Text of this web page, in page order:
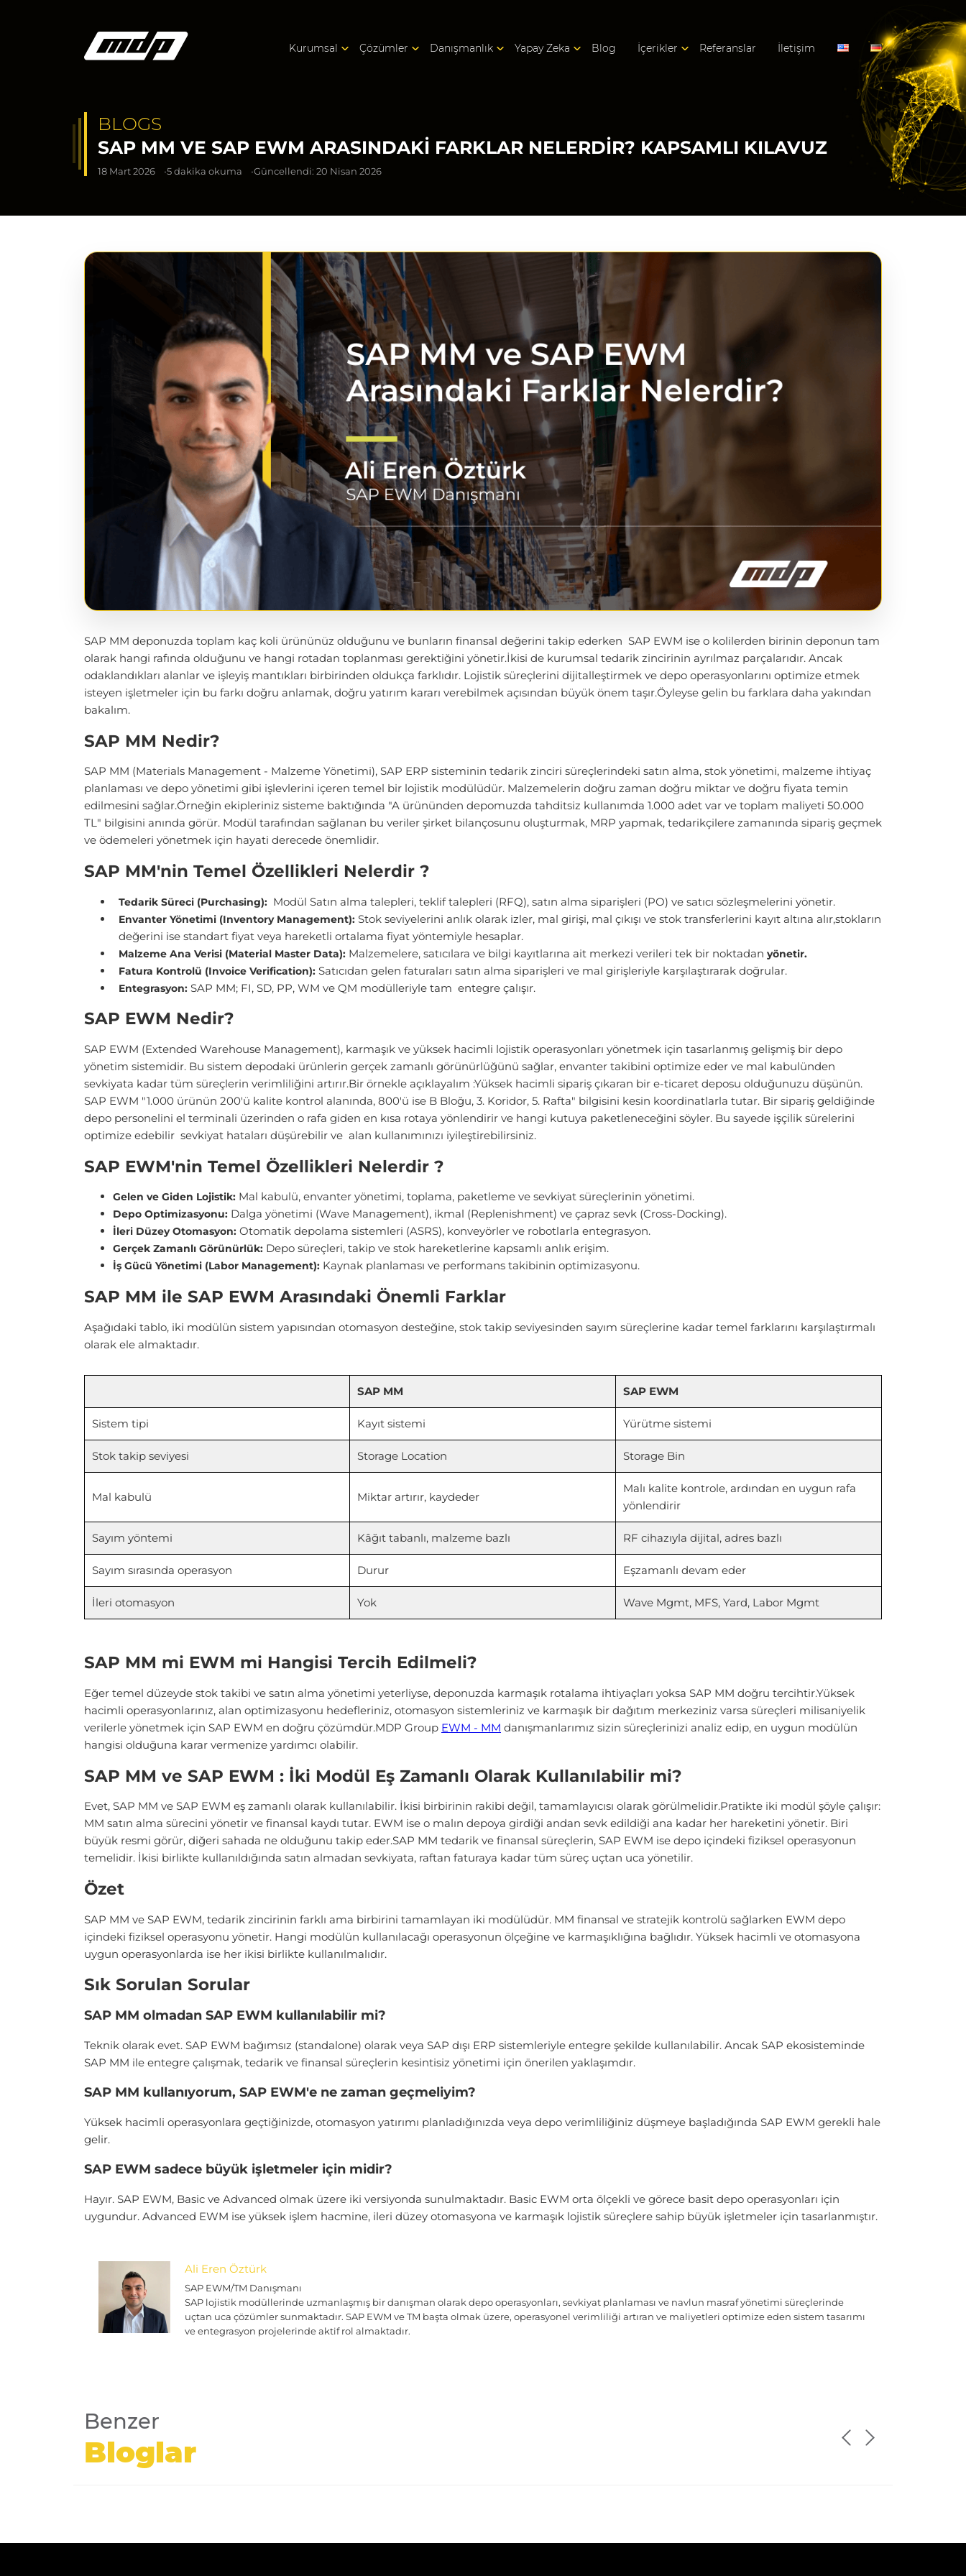
Kurumsal Çözümler Danışmanlık Yapay Zeka Blog İçerikler Referanslar İletişim
BLOGS
SAP MM VE SAP EWM ARASINDAKI FARKLAR NELERDIR? KAPSAMLI KILAVUZ
18 Mart 2026 5 dakika okuma Güncellendi: 20 Nisan 2026
SAP MM deponuzda toplam kaç koli ürününüz olduğunu ve bunların finansal değerini takip ederken SAP EWM ise o kolilerden birinin deponun tam
olarak hangi rafında olduğunu ve hangi rotadan toplanması gerektiğini yönetir.İkisi de kurumsal tedarik zincirinin ayrılmaz parçalarıdır. Ancak
odaklandıkları alanlar ve işleyiş mantıkları birbirinden oldukça farklıdır. Lojistik süreçlerini dijitalleştirmek ve depo operasyonlarını optimize etmek
isteyen işletmeler için bu farkı doğru anlamak, doğru yatırım kararı verebilmek açısından büyük önem taşır.Öyleyse gelin bu farklara daha yakından
bakalım.
SAP MM Nedir?
SAP MM (Materials Management - Malzeme Yönetimi), SAP ERP sisteminin tedarik zinciri süreçlerindeki satın alma, stok yönetimi, malzeme ihtiyaç
planlaması ve depo yönetimi gibi işlevlerini içeren temel bir lojistik modülüdür. Malzemelerin doğru zaman doğru miktar ve doğru fiyata temin
edilmesini sağlar.Örneğin ekipleriniz sisteme baktığında "A ürününden depomuzda tahditsiz kullanımda 1.000 adet var ve toplam maliyeti 50.000
TL" bilgisini anında görür. Modül tarafından sağlanan bu veriler şirket bilançosunu oluşturmak, MRP yapmak, tedarikçilere zamanında sipariş geçmek
ve ödemeleri yönetmek için hayati derecede önemlidir.
SAP MM'nin Temel Özellikleri Nelerdir ?
Tedarik Süreci (Purchasing):Modül Satın alma talepleri, teklif talepleri (RFQ), satın alma siparişleri (PO) ve satıcı sözleşmelerini yönetir.
Envanter Yönetimi (Inventory Management):Stok seviyelerini anlık olarak izler, mal girişi, mal çıkışı ve stok transferlerini kayıt altına alır,stokların
değerini ise standart fiyat veya hareketli ortalama fiyat yöntemiyle hesaplar.
Malzeme Ana Verisi (Material Master Data):Malzemelere, satıcılara ve bilgi kayıtlarına ait merkezi verileri tek bir noktadan yönetir.
Fatura Kontrolü (Invoice Verification):Satıcıdan gelen faturaları satın alma siparişleri ve mal girişleriyle karşılaştırarak doğrular.
Entegrasyon:SAP MM; FI, SD, PP, WM ve QM modülleriyle tam entegre çalışır.
SAP EWM Nedir?
SAP EWM (Extended Warehouse Management), karmaşık ve yüksek hacimli lojistik operasyonları yönetmek için tasarlanmış gelişmiş bir depo
yönetim sistemidir. Bu sistem depodaki ürünlerin gerçek zamanlı görünürlüğünü sağlar, envanter takibini optimize eder ve mal kabulünden
sevkiyata kadar tüm süreçlerin verimliliğini artırır.Bir örnekle açıklayalım :Yüksek hacimli sipariş çıkaran bir e-ticaret deposu olduğunuzu düşünün.
SAP EWM "1.000 ürünün 200'ü kalite kontrol alanında, 800'ü ise B Bloğu, 3. Koridor, 5. Rafta" bilgisini kesin koordinatlarla tutar. Bir sipariş geldiğinde
depo personelini el terminali üzerinden o rafa giden en kısa rotaya yönlendirir ve hangi kutuya paketleneceğini söyler. Bu sayede işçilik sürelerini
optimize edebilir sevkiyat hataları düşürebilir ve alan kullanımınızı iyileştirebilirsiniz.
SAP EWM'nin Temel Özellikleri Nelerdir ?
Gelen ve Giden Lojistik: Mal kabulü, envanter yönetimi, toplama, paketleme ve sevkiyat süreçlerinin yönetimi.
Depo Optimizasyonu: Dalga yönetimi (Wave Management), ikmal (Replenishment) ve çapraz sevk (Cross-Docking).
İleri Düzey Otomasyon: Otomatik depolama sistemleri (ASRS), konveyörler ve robotlarla entegrasyon.
Gerçek Zamanlı Görünürlük: Depo süreçleri, takip ve stok hareketlerine kapsamlı anlık erişim.
İş Gücü Yönetimi (Labor Management): Kaynak planlaması ve performans takibinin optimizasyonu.
SAP MM ile SAP EWM Arasındaki Önemli Farklar
Aşağıdaki tablo, iki modülün sistem yapısından otomasyon desteğine, stok takip seviyesinden sayım süreçlerine kadar temel farklarını karşılaştırmalı
olarak ele almaktadır.
SAP MM SAP EWM
Sistem tipi Kayıt sistemi Yürütme sistemi
Stok takip seviyesi Storage Location Storage Bin
Mal kabulü Miktar artırır, kaydeder
Malı kalite kontrole, ardından en uygun rafa
yönlendirir
Sayım yöntemi Kâğıt tabanlı, malzeme bazlı RF cihazıyla dijital, adres bazlı
Sayım sırasında operasyon Durur Eşzamanlı devam eder
İleri otomasyon Yok Wave Mgmt, MFS, Yard, Labor Mgmt
SAP MM mi EWM mi Hangisi Tercih Edilmeli?
Eğer temel düzeyde stok takibi ve satın alma yönetimi yeterliyse, deponuzda karmaşık rotalama ihtiyaçları yoksa SAP MM doğru tercihtir.Yüksek
hacimli operasyonlarınız, alan optimizasyonu hedefleriniz, otomasyon sistemleriniz ve karmaşık bir dağıtım merkeziniz varsa süreçleri milisaniyelik
verilerle yönetmek için SAP EWM en doğru çözümdür.MDP Group EWM - MM danışmanlarımız sizin süreçlerinizi analiz edip, en uygun modülün
hangisi olduğuna karar vermenize yardımcı olabilir.
SAP MM ve SAP EWM : İki Modül Eş Zamanlı Olarak Kullanılabilir mi?
Evet, SAP MM ve SAP EWM eş zamanlı olarak kullanılabilir. İkisi birbirinin rakibi değil, tamamlayıcısı olarak görülmelidir.Pratikte iki modül şöyle çalışır:
MM satın alma sürecini yönetir ve finansal kaydı tutar. EWM ise o malın depoya girdiği andan sevk edildiği ana kadar her hareketini yönetir. Biri
büyük resmi görür, diğeri sahada ne olduğunu takip eder.SAP MM tedarik ve finansal süreçlerin, SAP EWM ise depo içindeki fiziksel operasyonun
temelidir. İkisi birlikte kullanıldığında satın almadan sevkiyata, raftan faturaya kadar tüm süreç uçtan uca yönetilir.
Özet
SAP MM ve SAP EWM, tedarik zincirinin farklı ama birbirini tamamlayan iki modülüdür. MM finansal ve stratejik kontrolü sağlarken EWM depo
içindeki fiziksel operasyonu yönetir. Hangi modülün kullanılacağı operasyonun ölçeğine ve karmaşıklığına bağlıdır. Yüksek hacimli ve otomasyona
uygun operasyonlarda ise her ikisi birlikte kullanılmalıdır.
Sık Sorulan Sorular
SAP MM olmadan SAP EWM kullanılabilir mi?
Teknik olarak evet. SAP EWM bağımsız (standalone) olarak veya SAP dışı ERP sistemleriyle entegre şekilde kullanılabilir. Ancak SAP ekosisteminde
SAP MM ile entegre çalışmak, tedarik ve finansal süreçlerin kesintisiz yönetimi için önerilen yaklaşımdır.
SAP MM kullanıyorum, SAP EWM'e ne zaman geçmeliyim?
Yüksek hacimli operasyonlara geçtiğinizde, otomasyon yatırımı planladığınızda veya depo verimliliğiniz düşmeye başladığında SAP EWM gerekli hale
gelir.
SAP EWM sadece büyük işletmeler için midir?
Hayır. SAP EWM, Basic ve Advanced olmak üzere iki versiyonda sunulmaktadır. Basic EWM orta ölçekli ve görece basit depo operasyonları için
uygundur. Advanced EWM ise yüksek işlem hacmine, ileri düzey otomasyona ve karmaşık lojistik süreçlere sahip büyük işletmeler için tasarlanmıştır.
Ali Eren Öztürk
SAP EWM/TM Danışmanı
SAP lojistik modüllerinde uzmanlaşmış bir danışman olarak depo operasyonları, sevkiyat planlaması ve navlun masraf yönetimi süreçlerinde
uçtan uca çözümler sunmaktadır. SAP EWM ve TM başta olmak üzere, operasyonel verimliliği artıran ve maliyetleri optimize eden sistem tasarımı
ve entegrasyon projelerinde aktif rol almaktadır.
Benzer
Bloglar